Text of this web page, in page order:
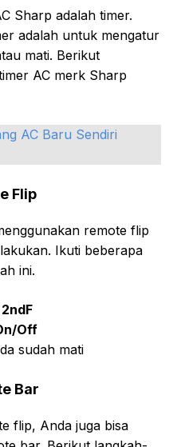
Sharp adalah timer.
adalah untuk mengatur
mati. Berikut
AC merk Sharp
AC Baru Sendiri
Flip
remote flip
Ikuti beberapa
ini.
Off
sudah mati
Bar
flip, Anda juga bisa